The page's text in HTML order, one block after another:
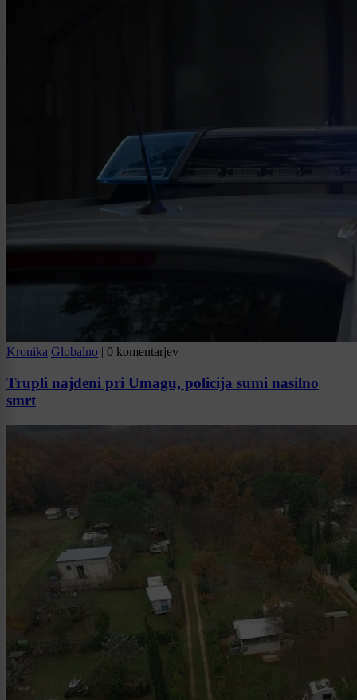
Kronika Globalno | 0 komentarjev
Trupli najdeni pri Umagu, policija sumi nasilno
smrt